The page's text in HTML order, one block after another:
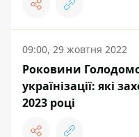
09:00, 29 жовтня 2022
Роковини
українізації: які
2023 році